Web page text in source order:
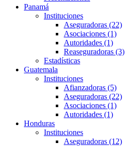
Panamá
Instituciones
Aseguradoras (22)
Asociaciones (1)
Autoridades (1)
Reaseguradoras (3)
Estadísticas
Guatemala
Instituciones
Afianzadoras (5)
Aseguradoras (22)
Asociaciones (1)
Autoridades (1)
Honduras
Instituciones
Aseguradoras (12)